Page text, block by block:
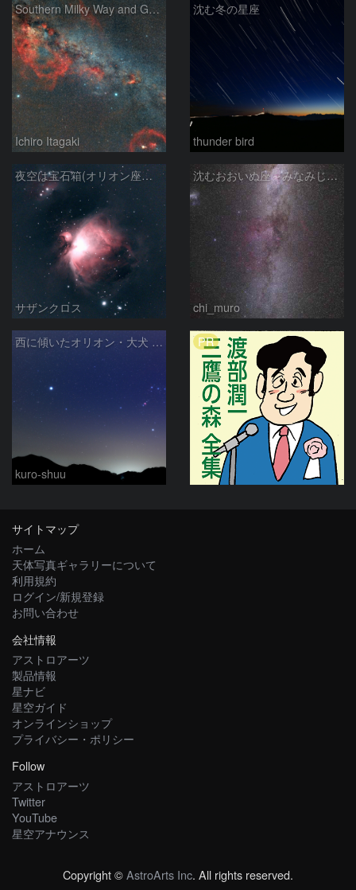
Southern Milky Way and Gum Nebula
Ichiro Itagaki
沈む冬の星座
thunder bird
夜空は宝石箱(オリオン座大星雲 M42) Seestar50
サザンクロス
沈むおおいぬ座～みなみじゅうじ座の天の川
chi_muro
西に傾いたオリオン・大犬 (2026/04/21)
kuro-shuu
PR
サイトマップ
ホーム
天体写真ギャラリーについて
利用規約
ログイン/新規登録
お問い合わせ
会社情報
アストロアーツ
製品情報
星ナビ
星空ガイド
オンラインショップ
プライバシー・ポリシー
Follow
アストロアーツ
Twitter
YouTube
星空アナウンス
Copyright ©AstroArts Inc. All rights reserved.